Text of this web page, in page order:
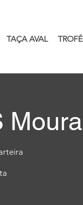
TAÇA AVAL